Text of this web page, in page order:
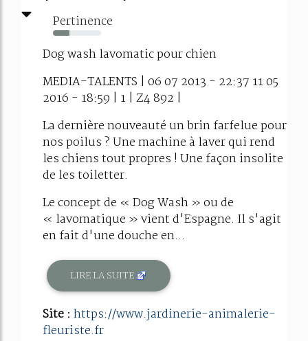
Pertinence
34%
Dog wash lavomatic pour chien
MEDIA-TALENTS | 06 07 2013 - 22:37 11 05
2016 - 18:59 | 1 | Z4 892 |
La dernière nouveauté un brin farfelue pour
nos poilus ? Une machine à laver qui rend
les chiens tout propres ! Une façon insolite
de les toiletter.
Le concept de « Dog Wash » ou de
« lavomatique » vient d'Espagne. Il s'agit
en fait d'une douche en...
LIRE LA SUITE
Site : https://www.jardinerie-animalerie-
fleuriste.fr